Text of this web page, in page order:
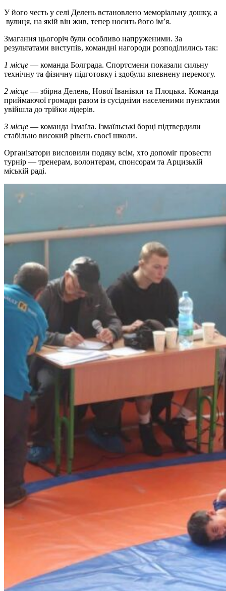
У його честь у селі Делень встановлено меморіальну дошку, а
вулиця, на якій він жив, тепер носить його ім’я.
Змагання цьогоріч були особливо напруженими. За
результатами виступів, командні нагороди розподілились так:
1 місце — команда Болграда. Спортсмени показали сильну
технічну та фізичну підготовку і здобули впевнену перемогу.
2 місце — збірна Делень, Нової Іванівки та Плоцька. Команда
приймаючої громади разом із сусідніми населеними пунктами
увійшла до трійки лідерів.
3 місце — команда Ізмаїла. Ізмаїльські борці підтвердили
стабільно високий рівень своєї школи.
Організатори висловили подяку всім, хто допоміг провести
турнір — тренерам, волонтерам, спонсорам та Арцизькій
міській раді.